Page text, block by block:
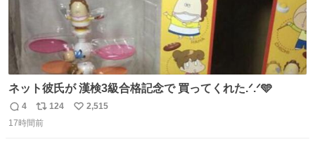
ネット彼氏が 漢検3級合格記念で 買ってくれた.ᐟ.ᐟ🩵
返
信
4
リ
ポ
124
い
2,515
17時間前